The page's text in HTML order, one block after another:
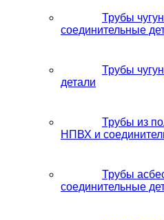
Трубы
соединительные
Трубы
детали
Трубы из
НПВХ и
Трубы
соединительные